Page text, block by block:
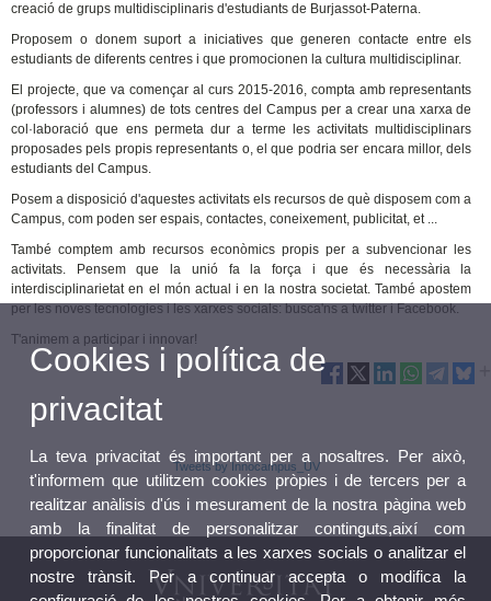
creació de grups multidisciplinaris d'estudiants de Burjassot-Paterna.
Proposem o donem suport a iniciatives que generen contacte entre els
estudiants de diferents centres i que promocionen la cultura multidisciplinar.
El projecte, que va començar al curs 2015-2016, compta amb representants
(professors i alumnes) de tots centres del Campus per a crear una xarxa de
col·laboració que ens permeta dur a terme les activitats multidisciplinars
proposades pels propis representants o, el que podria ser encara millor, dels
estudiants del Campus.
Posem a disposició d'aquestes activitats els recursos de què disposem com a
Campus, com poden ser espais, contactes, coneixement, publicitat, et ...
També comptem amb recursos econòmics propis per a subvencionar les
activitats. Pensem que la unió fa la força i que és necessària la
interdisciplinarietat en el món actual i en la nostra societat. També apostem
per les noves tecnologies i les xarxes socials: busca'ns a twitter i Facebook.
T'animem a participar i innovar!
Tweets by Innocampus_UV
Cookies i política de
privacitat
La teva privacitat és important per a nosaltres. Per això,
t'informem que utilitzem cookies pròpies i de tercers per a
realitzar anàlisis d'ús i mesurament de la nostra pàgina web
amb la finalitat de personalitzar continguts,així com
proporcionar funcionalitats a les xarxes socials o analitzar el
nostre trànsit. Per a continuar accepta o modifica la